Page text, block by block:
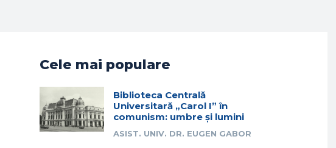
Cele mai populare
Biblioteca Centrală
Universitară „Carol I” în
comunism: umbre și lumini
ASIST. UNIV. DR. EUGEN GABOR